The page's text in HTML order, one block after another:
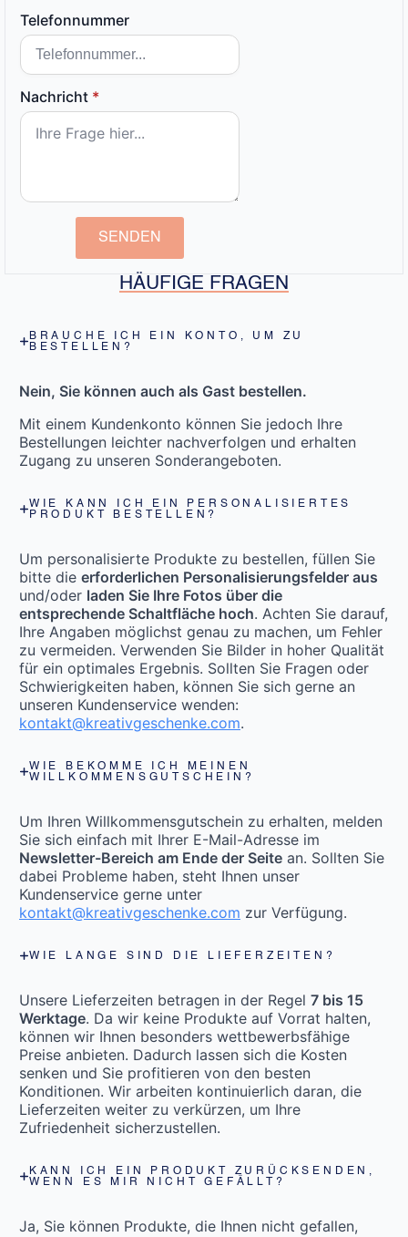
Telefonnummer
Nachricht *
SENDEN
HÄUFIGE FRAGEN
BRAUCHE ICH EIN KONTO, UM ZU
BESTELLEN?
Nein, Sie können auch als Gast bestellen.
Mit einem Kundenkonto können Sie jedoch Ihre
Bestellungen leichter nachverfolgen und erhalten
Zugang zu unseren Sonderangeboten.
WIE KANN ICH EIN PERSONALISIERTES
PRODUKT BESTELLEN?
Um personalisierte Produkte zu bestellen, füllen Sie
bitte die erforderlichen Personalisierungsfelder aus
und/oder laden Sie Ihre Fotos über die
entsprechende Schaltfläche hoch. Achten Sie darauf,
Ihre Angaben möglichst genau zu machen, um Fehler
zu vermeiden. Verwenden Sie Bilder in hoher Qualität
für ein optimales Ergebnis. Sollten Sie Fragen oder
Schwierigkeiten haben, können Sie sich gerne an
unseren Kundenservice wenden:
kontakt@kreativgeschenke.com.
WIE BEKOMME ICH MEINEN
WILLKOMMENSGUTSCHEIN?
Um Ihren Willkommensgutschein zu erhalten, melden
Sie sich einfach mit Ihrer E-Mail-Adresse im
Newsletter-Bereich am Ende der Seite an. Sollten Sie
dabei Probleme haben, steht Ihnen unser
Kundenservice gerne unter
kontakt@kreativgeschenke.com zur Verfügung.
WIE LANGE SIND DIE LIEFERZEITEN?
Unsere Lieferzeiten betragen in der Regel 7 bis 15
Werktage. Da wir keine Produkte auf Vorrat halten,
können wir Ihnen besonders wettbewerbsfähige
Preise anbieten. Dadurch lassen sich die Kosten
senken und Sie profitieren von den besten
Konditionen. Wir arbeiten kontinuierlich daran, die
Lieferzeiten weiter zu verkürzen, um Ihre
Zufriedenheit sicherzustellen.
KANN ICH EIN PRODUKT ZURÜCKSENDEN,
WENN ES MIR NICHT GEFÄLLT?
Ja, Sie können Produkte, die Ihnen nicht gefallen,